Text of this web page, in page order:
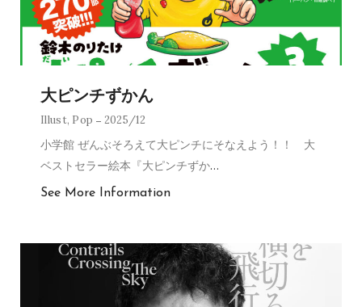
大ピンチずかん
Illust, Pop 2025/12
小学館 ぜんぶそろえて大ピンチにそなえよう！！ 大
ベストセラー絵本『大ピンチずか…
See More Information